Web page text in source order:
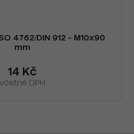
4762/DIN 912 - M10x90
mm
14 Kč
včetně DPH